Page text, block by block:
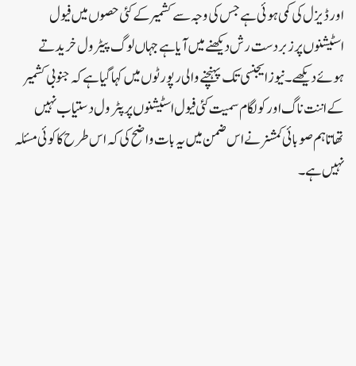
اور ڈیزل کی کمی ہوئی ہے جس کی وجہ سے کشمیر کے کئی حصوں میں فیول
اسٹیشنوں پر زبردست رش دیکھنے میں آیا ہے جہاں لوگ پیٹرول خریدتے
ہوئے دیکھے ۔ نیوز ایجنسی تک پہنچنے والی رپورٹوں میں کہا گیا ہے کہ جنوبی کشمیر
کے اننت ناگ اور کولگام سمیت کئی فیول اسٹیشنوں پر پٹرول دستیاب نہیں
تھاتاہم صوبائی کمشنر نے اس ضمن میں یہ بات واضح کی کہ اس طرح کا کوئی مسئلہ
نہیں ہے ۔